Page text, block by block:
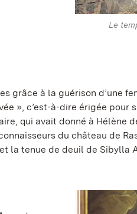
Le
grâce à la guérison d’une
», c’est-à-dire érigée pour
qui avait donné à Hélène
du château de
la tenue de deuil de Sibylla